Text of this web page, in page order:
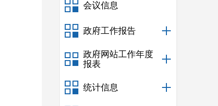
会议信息
政府工作报告
政府网站工作年度
报表
统计信息